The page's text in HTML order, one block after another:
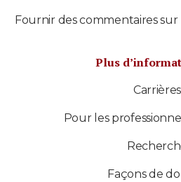
Fournir des commentaires sur
Plus
Carrières
Pour les
Façons de